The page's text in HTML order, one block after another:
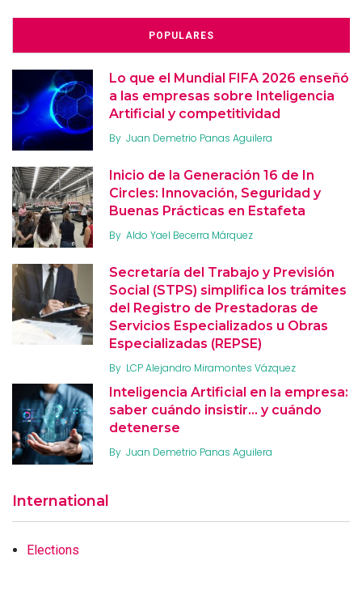
POPULARES
Lo que el Mundial FIFA 2026 enseñó
a las empresas sobre Inteligencia
Artificial y competitividad
By Juan Demetrio Panas Aguilera
Inicio de la Generación 16 de In
Circles: Innovación, Seguridad y
Buenas Prácticas en Estafeta
By Aldo Yael Becerra Márquez
Secretaría del Trabajo y Previsión
Social (STPS) simplifica los trámites
del Registro de Prestadoras de
Servicios Especializados u Obras
Especializadas (REPSE)
By LCP Alejandro Miramontes Vázquez
Inteligencia Artificial en la empresa:
saber cuándo insistir… y cuándo
detenerse
By Juan Demetrio Panas Aguilera
International
Elections